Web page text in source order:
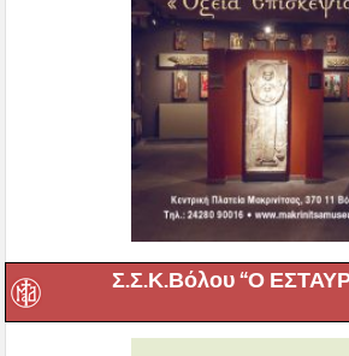
Σ.Σ.Κ.Βόλου “Ο